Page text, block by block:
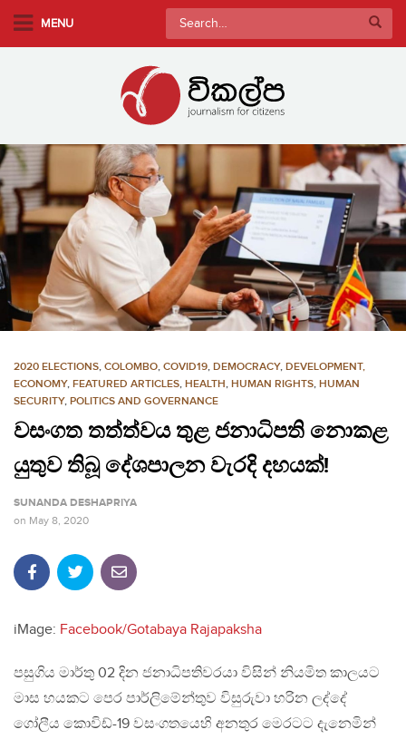
m
a
i
n
c
o
n
e
MENU
Search
for:
2020 ELECTIONS, COLOMBO, COVID19, DEMOCRACY, DEVELOPMENT,
ECONOMY, FEATURED ARTICLES, HEALTH, HUMAN RIGHTS, HUMAN
SECURITY, POLITICS AND GOVERNANCE
වසංගත තත්ත්වය තුළ ජනාධිපති නොකළ
යුතුව තිබූ දේශපාලන වැරදි දහයක්!
SUNANDA DESHAPRIYA
on May 8, 2020
iMage: Facebook/Gotabaya Rajapaksha
පසුගිය මාර්තු 02 දින ජනාධිපතිවරයා විසින් නියමිත කාලයට
මාස හයකට පෙර පාර්ලිමේන්තුව විසුරුවා හරින ලද්දේ
ගෝලීය කොවිඩ්-19 වසංගතයෙහි අනතුර මෙරටට දැනෙමින්